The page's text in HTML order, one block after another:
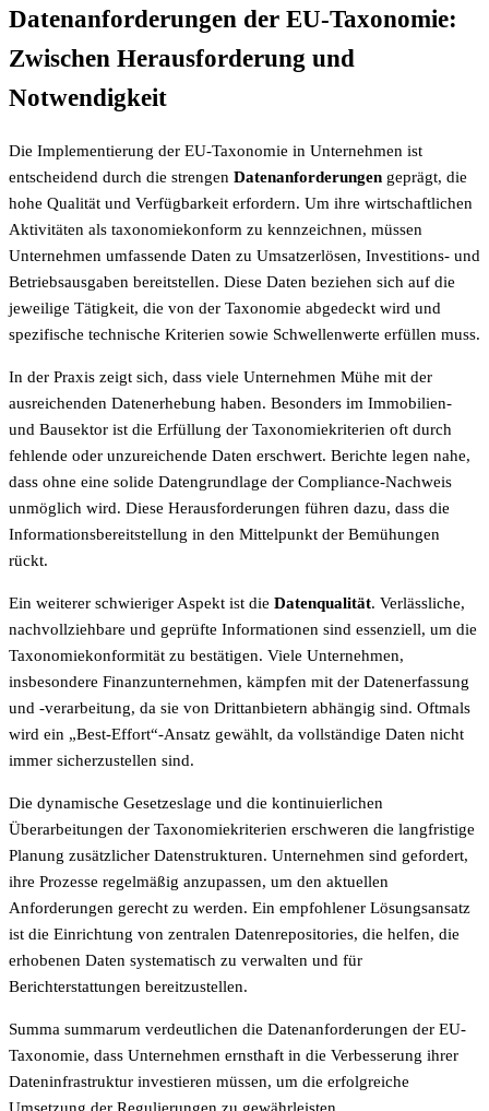
Datenanforderungen der EU-Taxonomie:
Zwischen Herausforderung und
Notwendigkeit
Die Implementierung der EU-Taxonomie in Unternehmen ist
entscheidend durch die strengen Datenanforderungen geprägt, die
hohe Qualität und Verfügbarkeit erfordern. Um ihre wirtschaftlichen
Aktivitäten als taxonomiekonform zu kennzeichnen, müssen
Unternehmen umfassende Daten zu Umsatzerlösen, Investitions- und
Betriebsausgaben bereitstellen. Diese Daten beziehen sich auf die
jeweilige Tätigkeit, die von der Taxonomie abgedeckt wird und
spezifische technische Kriterien sowie Schwellenwerte erfüllen muss.
In der Praxis zeigt sich, dass viele Unternehmen Mühe mit der
ausreichenden Datenerhebung haben. Besonders im Immobilien-
und Bausektor ist die Erfüllung der Taxonomiekriterien oft durch
fehlende oder unzureichende Daten erschwert. Berichte legen nahe,
dass ohne eine solide Datengrundlage der Compliance-Nachweis
unmöglich wird. Diese Herausforderungen führen dazu, dass die
Informationsbereitstellung in den Mittelpunkt der Bemühungen
rückt.
Ein weiterer schwieriger Aspekt ist die Datenqualität. Verlässliche,
nachvollziehbare und geprüfte Informationen sind essenziell, um die
Taxonomiekonformität zu bestätigen. Viele Unternehmen,
insbesondere Finanzunternehmen, kämpfen mit der Datenerfassung
und -verarbeitung, da sie von Drittanbietern abhängig sind. Oftmals
wird ein „Best-Effort“-Ansatz gewählt, da vollständige Daten nicht
immer sicherzustellen sind.
Die dynamische Gesetzeslage und die kontinuierlichen
Überarbeitungen der Taxonomiekriterien erschweren die langfristige
Planung zusätzlicher Datenstrukturen. Unternehmen sind gefordert,
ihre Prozesse regelmäßig anzupassen, um den aktuellen
Anforderungen gerecht zu werden. Ein empfohlener Lösungsansatz
ist die Einrichtung von zentralen Datenrepositories, die helfen, die
erhobenen Daten systematisch zu verwalten und für
Berichterstattungen bereitzustellen.
Summa summarum verdeutlichen die Datenanforderungen der EU-
Taxonomie, dass Unternehmen ernsthaft in die Verbesserung ihrer
Dateninfrastruktur investieren müssen, um die erfolgreiche